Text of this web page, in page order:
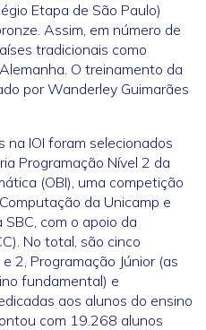
Etapa de São Paulo)
Assim, em número de
tradicionais como
O treinamento da
por Wanderley Guimarães
na IOI foram selecionados
Programação Nível 2 da
(OBI), uma competição
da Unicamp e
com o apoio da
No total, são cinco
2, Programação Júnior (as
fundamental) e
aos alunos do ensino
com 19.268 alunos